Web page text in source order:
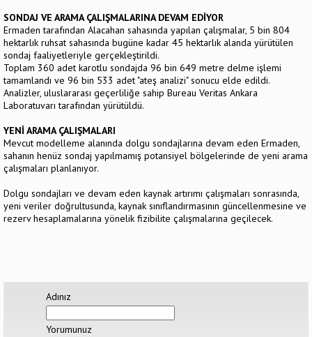
SONDAJ VE ARAMA ÇALIŞMALARINA DEVAM EDİYOR
Ermaden tarafından Alacahan sahasında yapılan çalışmalar, 5 bin 804
hektarlık ruhsat sahasında bugüne kadar 45 hektarlık alanda yürütülen
sondaj faaliyetleriyle gerçekleştirildi.
Toplam 360 adet karotlu sondajda 96 bin 649 metre delme işlemi
tamamlandı ve 96 bin 533 adet "ateş analizi" sonucu elde edildi.
Analizler, uluslararası geçerliliğe sahip Bureau Veritas Ankara
Laboratuvarı tarafından yürütüldü.
YENİ ARAMA ÇALIŞMALARI
Mevcut modelleme alanında dolgu sondajlarına devam eden Ermaden,
sahanın henüz sondaj yapılmamış potansiyel bölgelerinde de yeni arama
çalışmaları planlanıyor.
Dolgu sondajları ve devam eden kaynak artırımı çalışmaları sonrasında,
yeni veriler doğrultusunda, kaynak sınıflandırmasının güncellenmesine ve
rezerv hesaplamalarına yönelik fizibilite çalışmalarına geçilecek.
Adınız
Yorumunuz